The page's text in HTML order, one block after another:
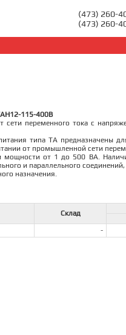
(473) 260-
(473) 260-
115-400В
сети переменного тока с
типа ТА предназначены
от промышленной сети
от 1 до 500 ВА.
и параллельного
назначения.
Склад
-